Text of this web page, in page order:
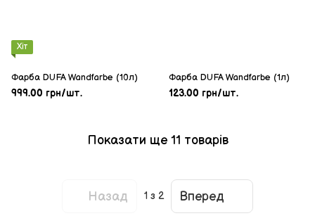
Хіт
Фарба DUFA Wandfarbe (10л)
999.00 грн/шт.
Фарба DUFA Wandfarbe (1л)
123.00 грн/шт.
Показати ще 11 товарів
Назад 1 з 2 Вперед